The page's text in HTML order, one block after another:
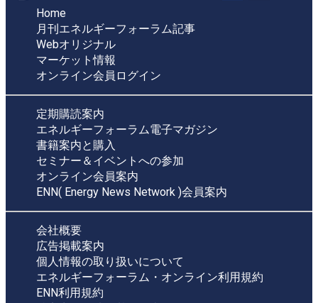
Home
月刊エネルギーフォーラム記事
Webオリジナル
マーケット情報
オンライン会員ログイン
定期購読案内
エネルギーフォーラム電子マガジン
書籍案内と購入
セミナー＆イベントへの参加
オンライン会員案内
ENN( Energy News Network )会員案内
会社概要
広告掲載案内
個人情報の取り扱いについて
エネルギーフォーラム・オンライン利用規約
ENN利用規約